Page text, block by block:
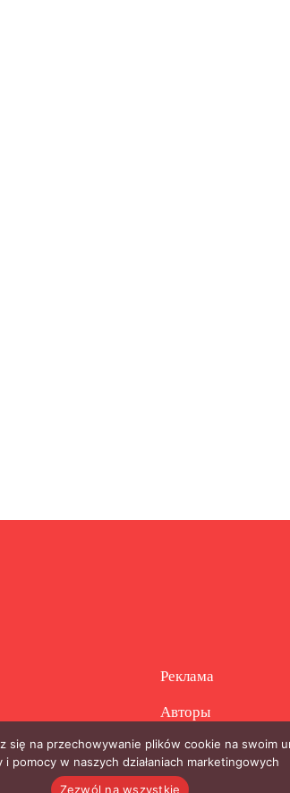
Реклама
Авторы
się na przechowywanie plików cookie na
i pomocy w naszych działaniach marketingowych
Zezwól na wszystkie